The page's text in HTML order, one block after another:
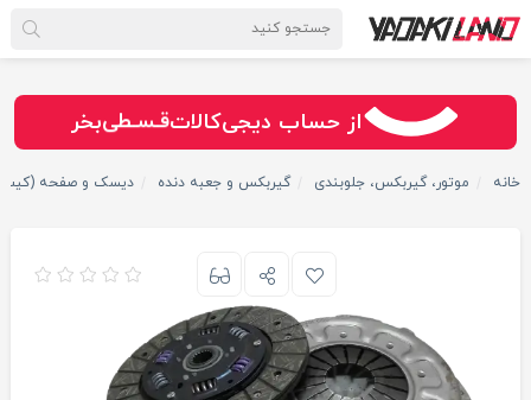
از حساب دیجی‌کالات
سـریــع
امـــــن
قـسـطیبخر
خانه موتور، گیربکس، جلوبندی گیربکس و جعبه دنده دیسک و صفحه (کیت